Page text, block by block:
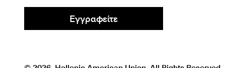
Εγγραφείτε